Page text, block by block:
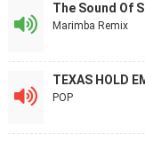
The Sound Of
Marimba Remix
TEXAS HOLD
POP